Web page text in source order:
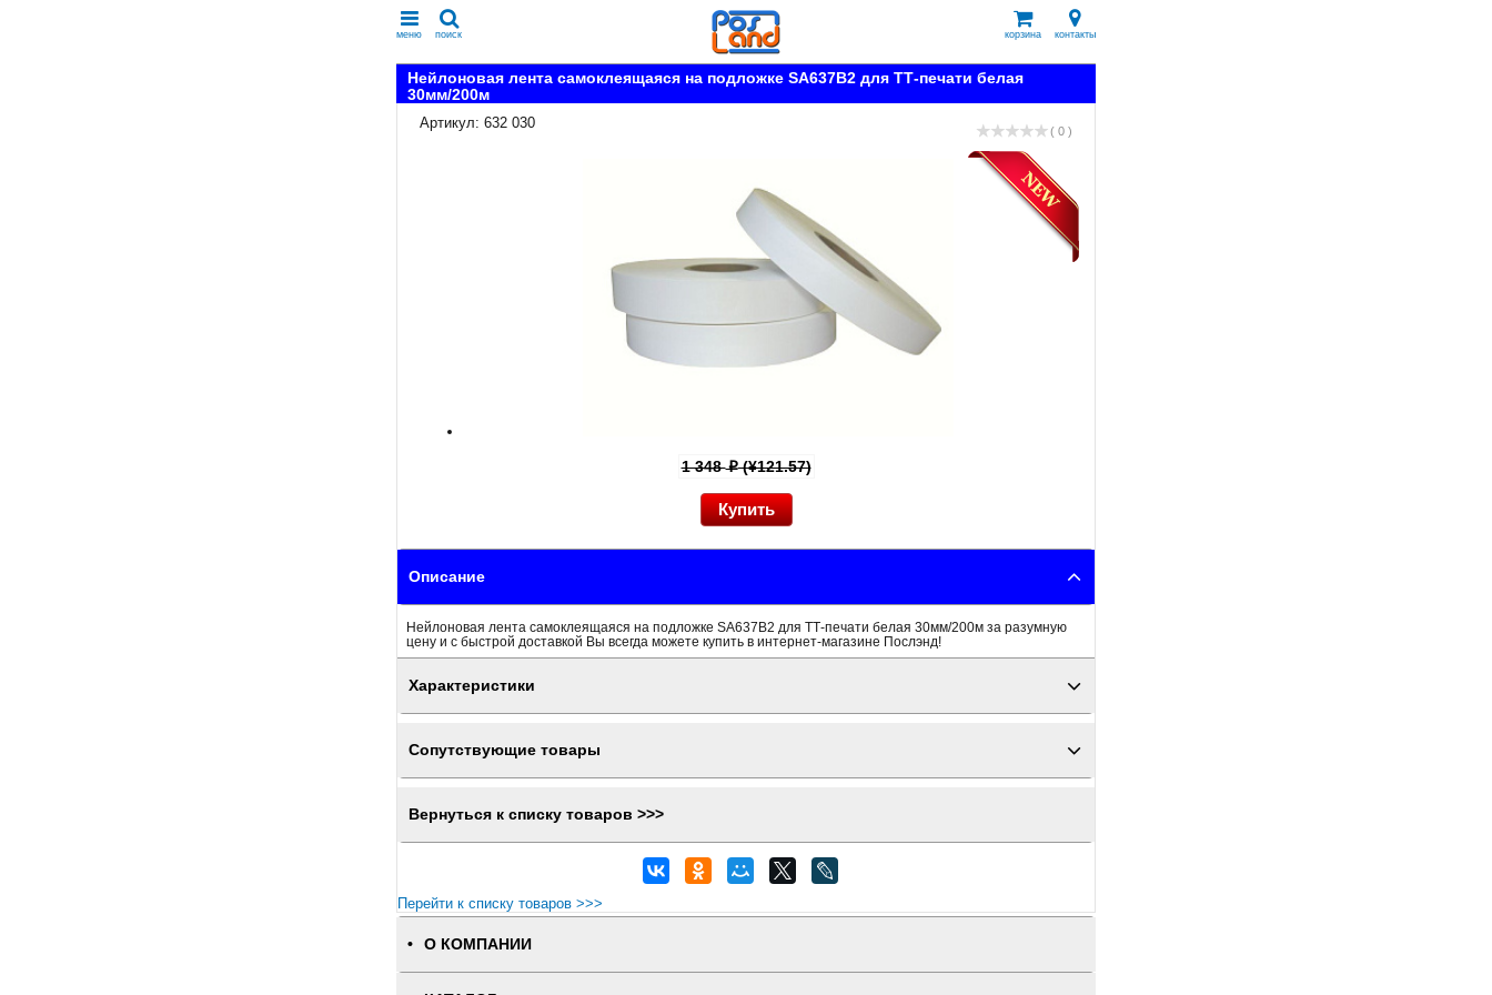
меню поиск корзина контакты
Нейлоновая лента самоклеящаяся на подложке SA637B2 для ТТ-печати белая
30мм/200м
Артикул: 632 030
( 0 )
1 348p(¥121.57)
Описание
Нейлоновая лента самоклеящаяся на подложке SA637B2 для ТТ-печати белая 30мм/200м за разумную
цену и с быстрой доставкой Вы всегда можете купить в интернет-магазине Послэнд!
Характеристики
Сопутствующие товары
Вернуться к списку товаров >>>
Перейти к списку товаров >>>
О КОМПАНИИ